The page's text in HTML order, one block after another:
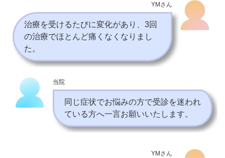
YMさん
治療を受けるたびに変化があり、3回
の治療でほとんど痛くなくなりまし
た。
当院
同じ症状でお悩みの方で受診を迷われ
ている方へ一言お願いいたします。
YMさん